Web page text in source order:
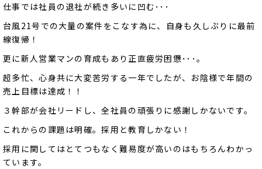
仕事では社員の退社が続き多いに凹む･･･
台風21号での大量の案件をこなす為に、自身も久しぶりに最前
線復帰！
更に新人営業マンの育成もあり正直疲労困憊･･･。
超多忙、心身共に大変苦労する一年でしたが、お陰様で年間の
売上目標は達成！！
３幹部が会社リードし、全社員の頑張りに感謝しかないです。
これからの課題は明確。採用と教育しかない！
採用に関してはとてつもなく難易度が高いのはもちろんわかっ
ています。